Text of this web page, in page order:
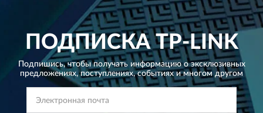
ПОДПИСКАTP-LINK
Подпишись, чтобы получать информацию о эксклюзивных
предложениях,поступлениях, событиях и многом другом